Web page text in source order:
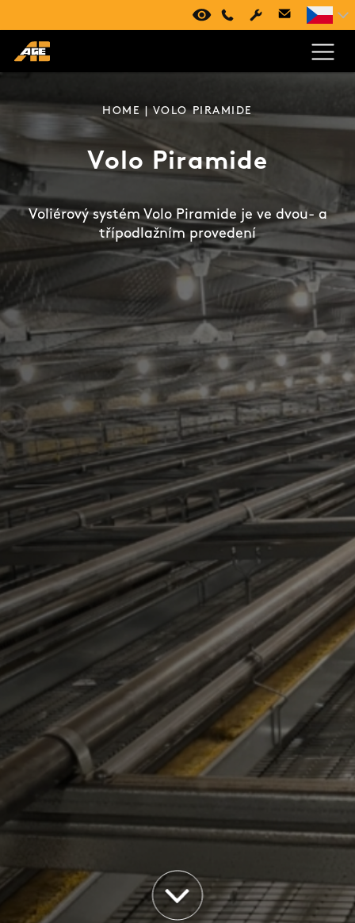
HOME| VOLO PIRAMIDE
Volo Piramide
Voliérový systém Volo Piramide je ve dvou- a
třípodlažním provedení